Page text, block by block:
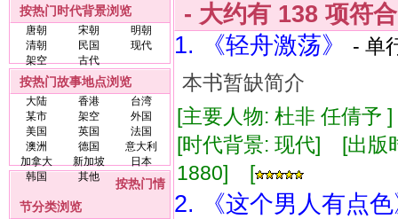
按热门时代背景浏览
唐朝 宋朝
明朝
清朝
民国
现代
架空
古代
按热门故事地点浏览
大陆 香港
台湾
某市
架空
外国
美国
英国
法国
澳洲
德国
意大利
加拿大
新加坡
日本
韩国
其他
按热门情
节分类浏览
- 大约有 138 项符
1. 《轻舟激荡》
- 单
本书暂缺简介
[主要人物: 杜非 任倩
[时代背景: 现代] [出
1880] [
2. 《这个男人有点